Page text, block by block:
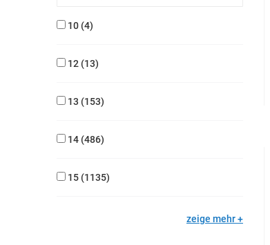
10 4
12 13
13 153
14 486
15 1135
zeige mehr